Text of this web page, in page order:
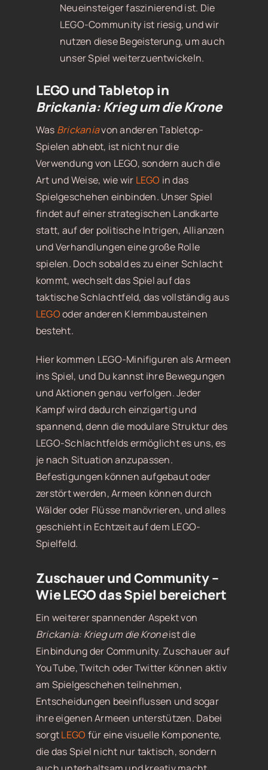
Neueinsteiger faszinierend ist. Die
LEGO-Community ist riesig, und wir
nutzen diese Begeisterung, um auch
unser Spiel weiterzuentwickeln.
LEGO und Tabletop in
Brickania: Krieg um die Krone
Was Brickaniavon anderen Tabletop-
Spielen abhebt, ist nicht nur die
Verwendung von LEGO, sondern auch die
Art und Weise, wie wir LEGO in das
Spielgeschehen einbinden. Unser Spiel
findet auf einer strategischen Landkarte
statt, auf der politische Intrigen, Allianzen
und Verhandlungen eine große Rolle
spielen. Doch sobald es zu einer Schlacht
kommt, wechselt das Spiel auf das
taktische Schlachtfeld, das vollständig aus
LEGOoder anderen Klemmbausteinen
besteht.
Hier kommen LEGO-Minifiguren als Armeen
ins Spiel, und Du kannst ihre Bewegungen
und Aktionen genau verfolgen. Jeder
Kampf wird dadurch einzigartig und
spannend, denn die modulare Struktur des
LEGO-Schlachtfelds ermöglicht es uns, es
je nach Situation anzupassen.
Befestigungen können aufgebaut oder
zerstört werden, Armeen können durch
Wälder oder Flüsse manövrieren, und alles
geschieht in Echtzeit auf dem LEGO-
Spielfeld.
Zuschauer und Community –
Wie LEGO das Spiel bereichert
Ein weiterer spannender Aspekt von
Brickania: Krieg um die Kroneist die
Einbindung der Community. Zuschauer auf
YouTube, Twitch oder Twitter können aktiv
am Spielgeschehen teilnehmen,
Entscheidungen beeinflussen und sogar
ihre eigenen Armeen unterstützen. Dabei
sorgtLEGO für eine visuelle Komponente,
die das Spiel nicht nur taktisch, sondern